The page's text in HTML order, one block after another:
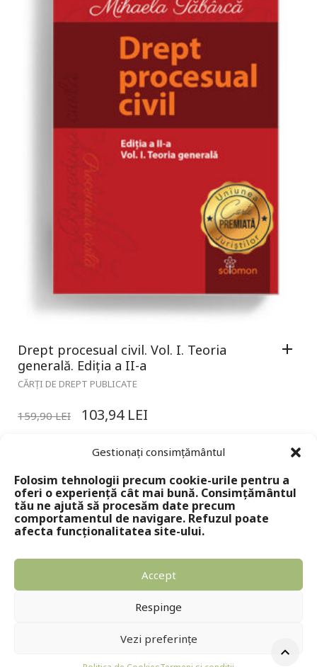
Gestionați consimțământul
Folosim tehnologii precum cookie-urile pentru a
oferi o experiență cât mai bună. Consimțământul
tău ne ajută să procesăm date precum
comportamentul de navigare. Refuzul poate
afecta funcționalitatea site-ului.
Accept
Respinge
Vezi preferințe
Drept procesual civil. Vol. I. Teoria
generală. Ediția a II-a
CĂRȚI DE DREPT PUBLICATE
159,90LEI 103,94 LEI